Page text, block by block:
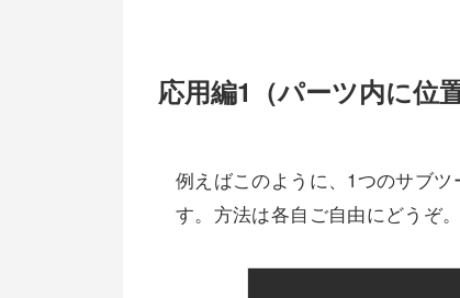
応用編1（パーツ内に位
例えばこのように、1つのサブ
す。方法は各自ご自由にどうぞ。